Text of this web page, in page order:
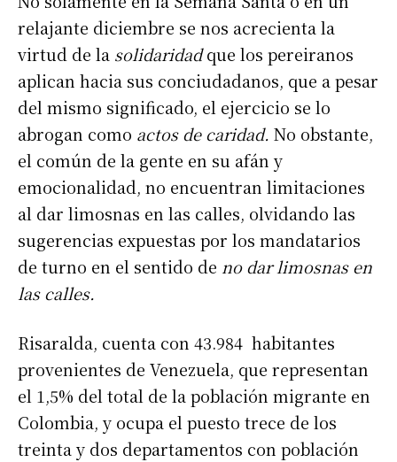
relajante diciembre se nos acrecienta la
virtud de la solidaridadque los pereiranos
aplican hacia sus conciudadanos, que a pesar
del mismo significado, el ejercicio se lo
abrogan como actos de caridad. No obstante,
el común de la gente en su afán y
emocionalidad, no encuentran limitaciones
al dar limosnas en las calles, olvidando las
sugerencias expuestas por los mandatarios
de turno en el sentido de no dar limosnas en
las calles.
Risaralda, cuenta con 43.984 habitantes
provenientes de Venezuela, que representan
el 1,5% del total de la población migrante en
Colombia, y ocupa el puesto trece de los
treinta y dos departamentos con población